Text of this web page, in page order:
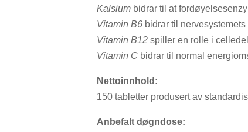
Kalsium bidrar til at
Vitamin B6 bidrar til
Vitamin B12spiller en rolle i
Vitamin C bidrar til normal
Nettoinnhold:
150 tabletter produsert av
Anbefalt døgndose: